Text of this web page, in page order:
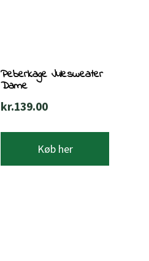
Peberkage Julesweater
Dame
kr.139.00
Køb her